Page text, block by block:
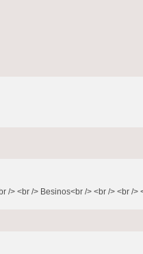
/> <br /> Besinos<br /> <br /> <br />